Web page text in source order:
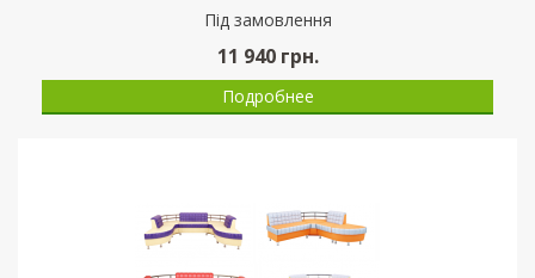
Пiд замовлення
11 940грн.
Подробнее